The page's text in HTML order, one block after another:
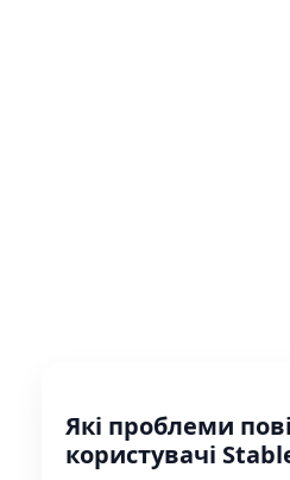
Які проблеми
користувачі